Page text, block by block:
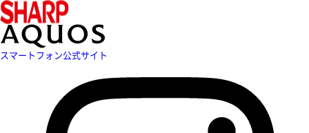
スマートフォン公式サイト